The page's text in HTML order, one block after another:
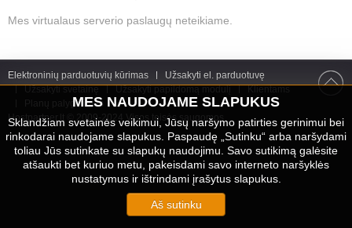
Mes virtualaus serverio paslaugų neteikiame.
Elektroninių parduotuvių kūrimas
Užsakyti el. parduotuvę
Užsakyti svetainę
Užsakyti papildomą modulį
Klientams
Planų palyginimas
Hostpartner.lt
© 2009-2024 Visos teisės saugomos
MES NAUDOJAME SLAPUKUS
Sklandžiam svetainės veikimui, Jūsų naršymo patirties gerinimui bei
rinkodarai naudojame slapukus. Paspaudę „Sutinku“ arba naršydami
toliau Jūs sutinkate su slapukų naudojimu. Savo sutikimą galėsite
atšaukti bet kuriuo metu, pakeisdami savo interneto naršyklės
nustatymus ir ištrindami įrašytus slapukus.
Aš sutinku